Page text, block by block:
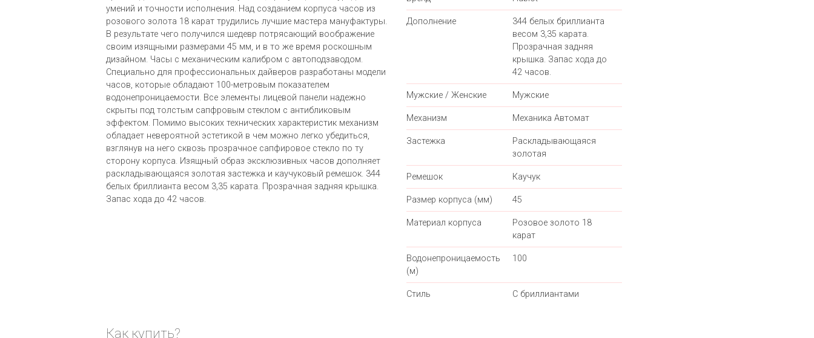
умений и точности исполнения. Над созданием корпуса часов из
розового золота 18 карат трудились лучшие мастера мануфактуры.
В результате чего получился шедевр потрясающий воображение
своим изящными размерами 45 мм, и в то же время роскошным
дизайном. Часы с механическим калибром с автоподзаводом.
Специально для профессиональных дайверов разработаны модели
часов, которые обладают 100-метровым показателем
водонепроницаемости. Все элементы лицевой панели надежно
скрыты под толстым сапфровым стеклом с антибликовым
эффектом. Помимо высоких технических характеристик механизм
обладает невероятной эстетикой в чем можно легко убедиться,
взглянув на него сквозь прозрачное сапфировое стекло по ту
сторону корпуса. Изящный образ эксклюзивных часов дополняет
раскладывающаяся золотая застежка и каучуковый ремешок. 344
белых бриллианта весом 3,35 карата. Прозрачная задняя крышка.
Запас хода до 42 часов.
Дополнение
344 белых бриллианта
весом 3,35 карата.
Прозрачная задняя
крышка. Запас хода до
42 часов.
Мужские / Женские Мужские
Механизм Механика Автомат
Застежка
Раскладывающаяся
золотая
Ремешок Каучук
Размер корпуса (мм) 45
Материал корпуса
Розовое золото 18
карат
Водонепроницаемость
(м)
100
Стиль С бриллиантами
Как купить?